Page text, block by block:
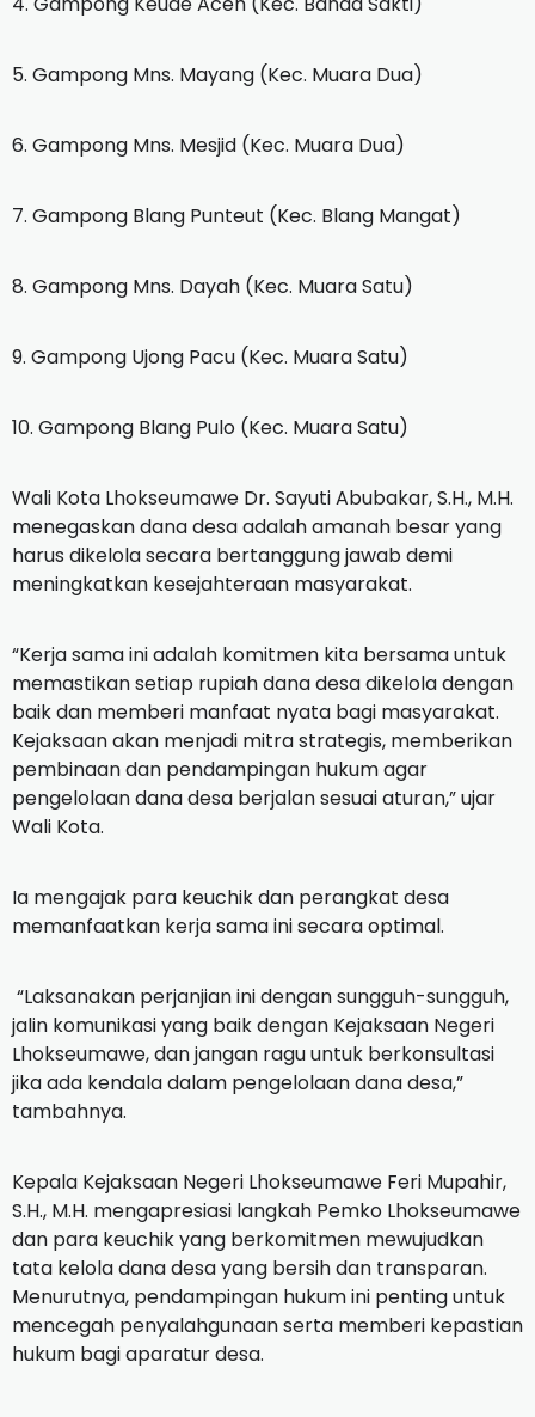
5. Gampong Mns. Mayang (Kec. Muara Dua)
6. Gampong Mns. Mesjid (Kec. Muara Dua)
7. Gampong Blang Punteut (Kec. Blang Mangat)
8. Gampong Mns. Dayah (Kec. Muara Satu)
9. Gampong Ujong Pacu (Kec. Muara Satu)
10. Gampong Blang Pulo (Kec. Muara Satu)
Wali Kota Lhokseumawe Dr. Sayuti Abubakar, S.H., M.H.
menegaskan dana desa adalah amanah besar yang
harus dikelola secara bertanggung jawab demi
meningkatkan kesejahteraan masyarakat.
“Kerja sama ini adalah komitmen kita bersama untuk
memastikan setiap rupiah dana desa dikelola dengan
baik dan memberi manfaat nyata bagi masyarakat.
Kejaksaan akan menjadi mitra strategis, memberikan
pembinaan dan pendampingan hukum agar
pengelolaan dana desa berjalan sesuai aturan,” ujar
Wali Kota.
Ia mengajak para keuchik dan perangkat desa
memanfaatkan kerja sama ini secara optimal.
“Laksanakan perjanjian ini dengan sungguh-sungguh,
jalin komunikasi yang baik dengan Kejaksaan Negeri
Lhokseumawe, dan jangan ragu untuk berkonsultasi
jika ada kendala dalam pengelolaan dana desa,”
tambahnya.
Kepala Kejaksaan Negeri Lhokseumawe Feri Mupahir,
S.H., M.H. mengapresiasi langkah Pemko Lhokseumawe
dan para keuchik yang berkomitmen mewujudkan
tata kelola dana desa yang bersih dan transparan.
Menurutnya, pendampingan hukum ini penting untuk
mencegah penyalahgunaan serta memberi kepastian
hukum bagi aparatur desa.